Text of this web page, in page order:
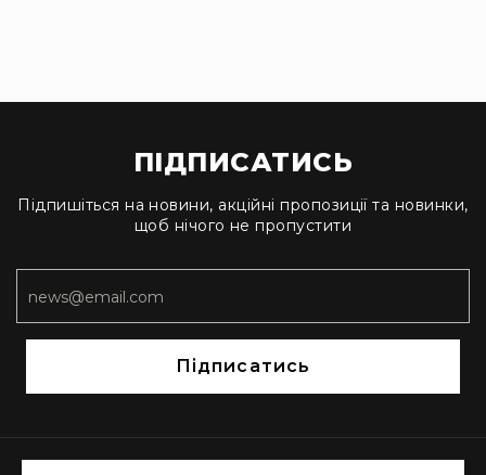
ПІДПИСАТИСЬ
Підпишіться на новини, акційні пропозиції та новинки,
щоб нічого не пропустити
Підписатись